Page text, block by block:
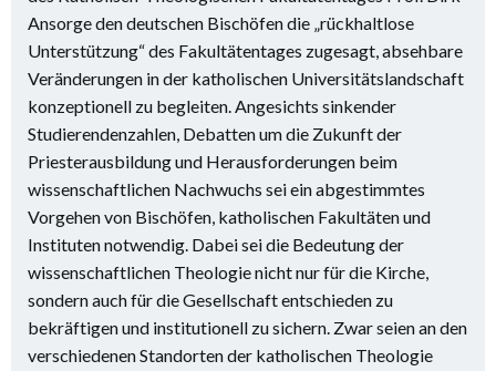
Ansorge den deutschen Bischöfen die „rückhaltlose
Unterstützung“ des Fakultätentages zugesagt, absehbare
Veränderungen in der katholischen Universitätslandschaft
konzeptionell zu begleiten. Angesichts sinkender
Studierendenzahlen, Debatten um die Zukunft der
Priesterausbildung und Herausforderungen beim
wissenschaftlichen Nachwuchs sei ein abgestimmtes
Vorgehen von Bischöfen, katholischen Fakultäten und
Instituten notwendig. Dabei sei die Bedeutung der
wissenschaftlichen Theologie nicht nur für die Kirche,
sondern auch für die Gesellschaft entschieden zu
bekräftigen und institutionell zu sichern. Zwar seien an den
verschiedenen Standorten der katholischen Theologie